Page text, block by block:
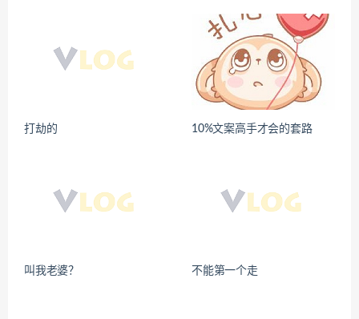
打劫的 10%文案高手才会的套路
叫我老婆？ 不能第一个走